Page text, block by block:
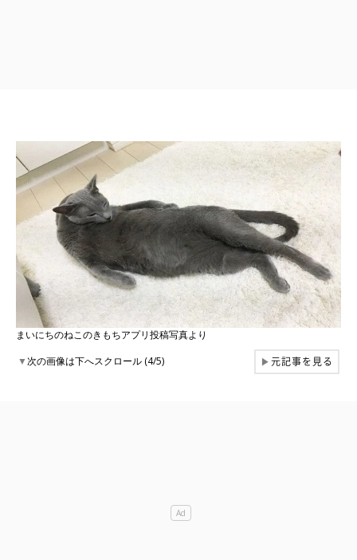
まいにちのねこのきもちアプリ投稿写真より
▼次の画像は下へスクロール (4/5) ▶元記事を見る